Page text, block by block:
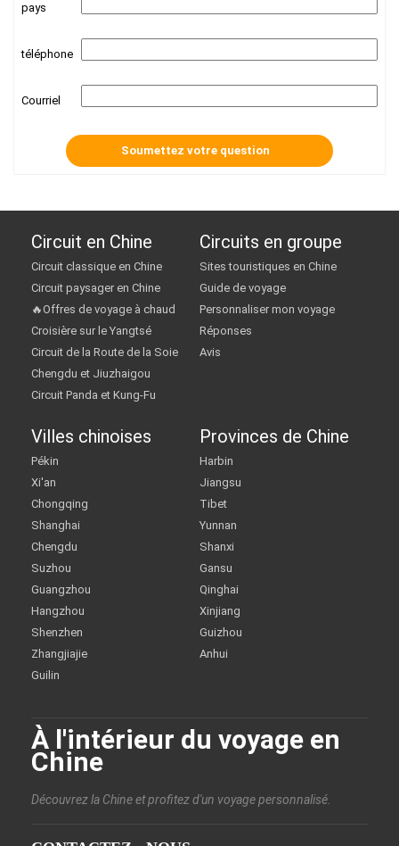
pays
téléphone
Courriel
Circuit en Chine
Circuit classique en Chine
Circuit paysager en Chine
🔥Offres de voyage à chaud
Croisière sur le Yangtsé
Circuit de la Route de la Soie
Chengdu et Jiuzhaigou
Circuit Panda et Kung-Fu
Circuits en groupe
Sites touristiques en Chine
Guide de voyage
Personnaliser mon voyage
Réponses
Avis
Villes chinoises
Pékin
Xi'an
Chongqing
Shanghai
Chengdu
Suzhou
Guangzhou
Hangzhou
Shenzhen
Zhangjiajie
Guilin
Provinces de Chine
Harbin
Jiangsu
Tibet
Yunnan
Shanxi
Gansu
Qinghai
Xinjiang
Guizhou
Anhui
À l'intérieur du voyage en
Chine
Découvrez la Chine et profitez d'un voyage personnalisé.